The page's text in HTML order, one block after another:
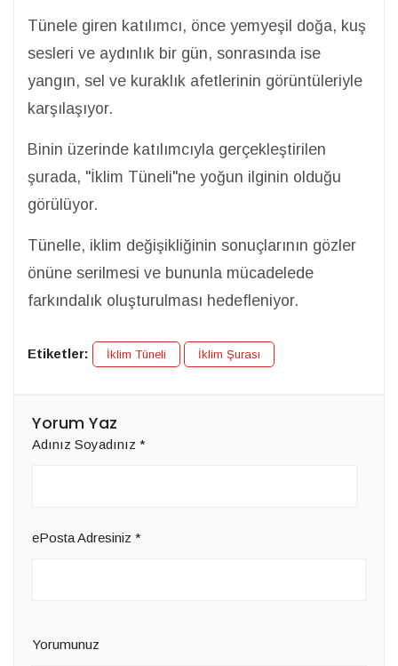
Tünele giren katılımcı, önce yemyeşil doğa, kuş
sesleri ve aydınlık bir gün, sonrasında ise
yangın, sel ve kuraklık afetlerinin görüntüleriyle
karşılaşıyor.
Binin üzerinde katılımcıyla gerçekleştirilen
şurada, "İklim Tüneli"ne yoğun ilginin olduğu
görülüyor.
Tünelle, iklim değişikliğinin sonuçlarının gözler
önüne serilmesi ve bununla mücadelede
farkındalık oluşturulması hedefleniyor.
Etiketler: İklim Tüneli İklim Şurası
Yorum Yaz
Adınız Soyadınız *
ePosta Adresiniz *
Yorumunuz